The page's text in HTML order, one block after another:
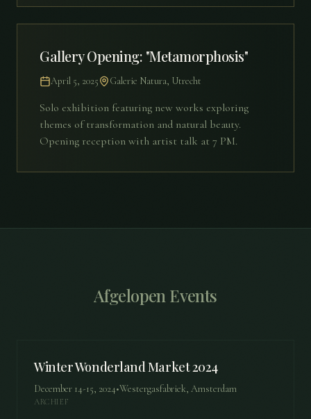
Gallery Opening: "Metamorphosis"
April 5, 2025 Galerie Natura, Utrecht
Solo exhibition featuring new works exploring
themes of transformation and natural beauty.
Opening reception with artist talk at 7 PM.
Afgelopen Events
Winter Wonderland Market 2024
December 14-15, 2024•Westergasfabriek, Amsterdam
ARCHIEF